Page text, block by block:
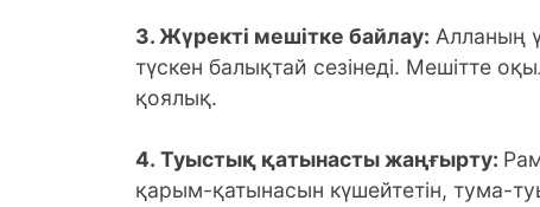
3. Жүректі мешітке байлау: Алланың
түскен балықтай сезінеді. Мешітте
қоялық.
4. Туыстық қатынасты жаңғырту:
қарым-қатынасын күшейтетін, тума-